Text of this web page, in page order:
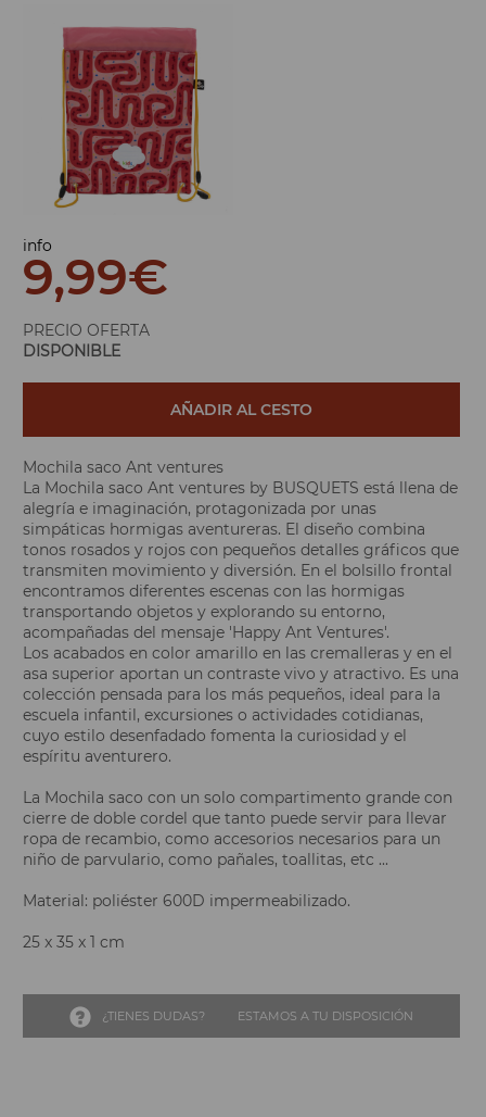
info
9,99€
PRECIO OFERTA
DISPONIBLE
AÑADIR AL CESTO
Mochila saco Ant ventures
La Mochila saco Ant ventures by BUSQUETS está llena de
alegría e imaginación, protagonizada por unas
simpáticas hormigas aventureras. El diseño combina
tonos rosados ​​y rojos con pequeños detalles gráficos que
transmiten movimiento y diversión. En el bolsillo frontal
encontramos diferentes escenas con las hormigas
transportando objetos y explorando su entorno,
acompañadas del mensaje 'Happy Ant Ventures'.
Los acabados en color amarillo en las cremalleras y en el
asa superior aportan un contraste vivo y atractivo. Es una
colección pensada para los más pequeños, ideal para la
escuela infantil, excursiones o actividades cotidianas,
cuyo estilo desenfadado fomenta la curiosidad y el
espíritu aventurero.
La Mochila saco con un solo compartimento grande con
cierre de doble cordel que tanto puede servir para llevar
ropa de recambio, como accesorios necesarios para un
niño de parvulario, como pañales, toallitas, etc ...
Material: poliéster 600D impermeabilizado.
25 x 35 x 1 cm
¿TIENES DUDAS? ESTAMOS A TU DISPOSICIÓN